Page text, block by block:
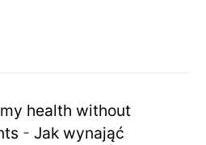
health without
- Jak wynająć